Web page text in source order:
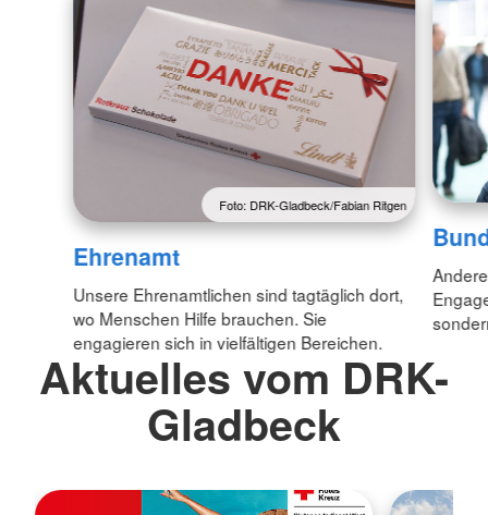
Foto: DRK-Gladbeck/Fabian Ritgen
Ehrenamt
Unsere Ehrenamtlichen sind tagtäglich dort,
wo Menschen Hilfe brauchen. Sie
engagieren sich in vielfältigen Bereichen.
Aktuelles vom DRK-
Gladbeck